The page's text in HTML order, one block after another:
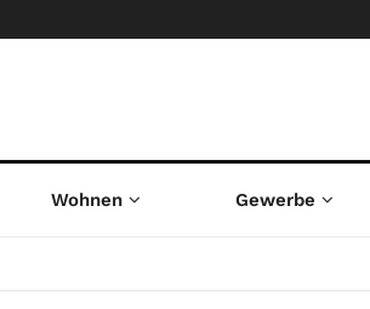
Wohnen Gewerbe